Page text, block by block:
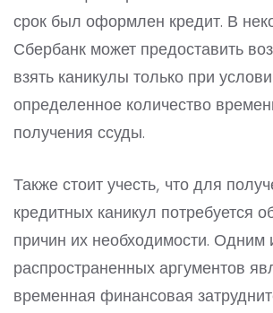
срок был оформлен кредит. В
Сбербанк может предоставить
взять каникулы только при
определенное количество
получения ссуды.
Также стоит учесть, что для
кредитных каникул потребуется
причин их необходимости. Одним
распространенных аргументов
временная финансовая